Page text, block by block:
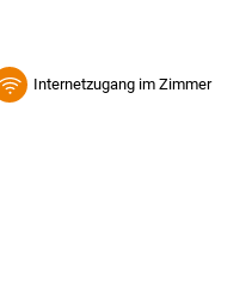
Internetzugang im Zimmer